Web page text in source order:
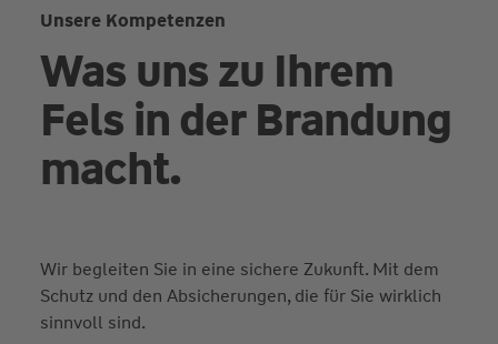
Unsere Kompetenzen
Was uns zu Ihrem
Fels in der Brandung
macht.
Wir begleiten Sie in eine sichere Zukunft. Mit dem
Schutz und den Absicherungen, die für Sie wirklich
sinnvoll sind.